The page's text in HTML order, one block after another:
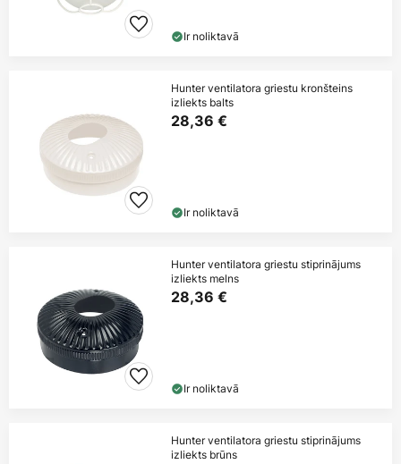
Ir noliktavā
Hunter ventilatora griestu kronšteins
izliekts balts
28,36 €
Ir noliktavā
Hunter ventilatora griestu stiprinājums
izliekts melns
28,36 €
Ir noliktavā
Hunter ventilatora griestu stiprinājums
izliekts brūns